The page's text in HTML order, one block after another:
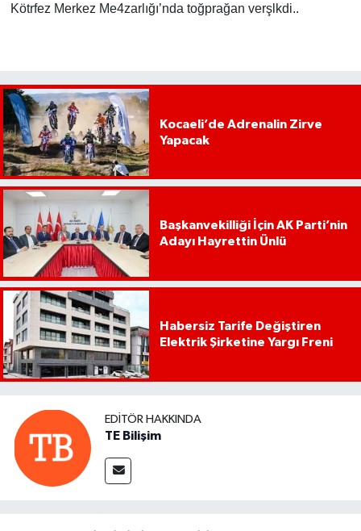
Kötrfez Merkez Me4zarlığı’nda toğprağan verşlkdi..
Kocaeli’de Adrenalin Zirve
Yapacak
Başkanvekilliği İçin AK Parti’nin
Adayı Hayrettin Ünlü
Habersiz Tarife Değiştiren
Elektrik Şirketine Yargı Freni
EDITÖR HAKKINDA
TE Bilişim